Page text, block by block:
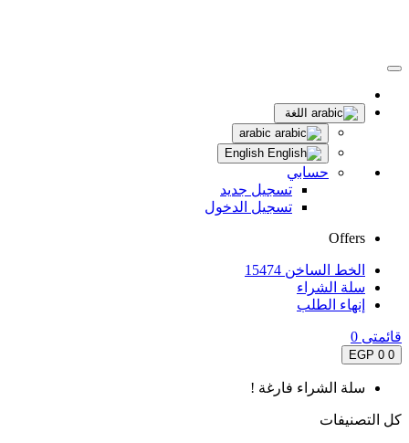
اللغة
حسابي
تسجيل جديد
تسجيل الدخول
Offers
الخط الساخن 15474
سلة الشراء
إنهاء الطلب
قائمتى 0
0
0 EGP
سلة الشراء فارغة !
كل التصنيفات